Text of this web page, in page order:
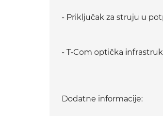
- Priključak za struju u
- T-Com optička
Dodatne informacije: